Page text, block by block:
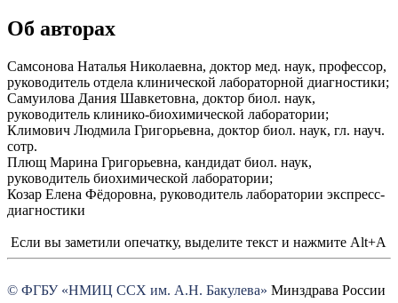
Об авторах
Самсонова Наталья Николаевна, доктор мед. наук, профессор,
руководитель отдела клинической лабораторной диагностики;
Самуилова Дания Шавкетовна, доктор биол. наук,
руководитель клинико-биохимической лаборатории;
Климович Людмила Григорьевна, доктор биол. наук, гл. науч.
сотр.
Плющ Марина Григорьевна, кандидат биол. наук,
руководитель биохимической лаборатории;
Козар Елена Фёдоровна, руководитель лаборатории экспресс-
диагностики
Если вы заметили опечатку, выделите текст и нажмите Alt+A
© ФГБУ «НМИЦ ССХ им. А.Н. Бакулева» Минздрава России